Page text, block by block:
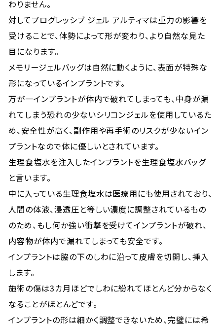
わりません。
対してプログレッシブ ジェル アルティマは重力の影響を
受けることで、体勢によって形が変わり、より自然な見た
目になります。
メモリージェルバッグは自然に動くように、表面が特殊な
形になっているインプラントです。
万が一インプラントが体内で破れてしまっても、中身が漏
れてしまう恐れの少ないシリコンジェルを使用しているた
め、安全性が高く、副作用や再手術のリスクが少ないイン
プラントなので体に優しいとされています。
生理食塩水を注入したインプラントを生理食塩水バッグ
と言います。
中に入っている生理食塩水は医療用にも使用されており、
人間の体液、浸透圧と等しい濃度に調整されているもの
のため、もし何か強い衝撃を受けてインプラントが破れ、
内容物が体内で漏れてしまっても安全です。
インプラントは脇の下のしわに沿って皮膚を切開し、挿入
します。
施術の傷は3カ月ほどでしわに紛れてほとんど分からなく
なることがほとんどです。
インプラントの形は細かく調整できないため、完璧には希